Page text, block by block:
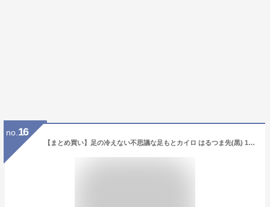
no. 16
【まとめ買い】足の冷えない不思議な足もとカイロ はるつま先(黒) 15足入函 ×2セット